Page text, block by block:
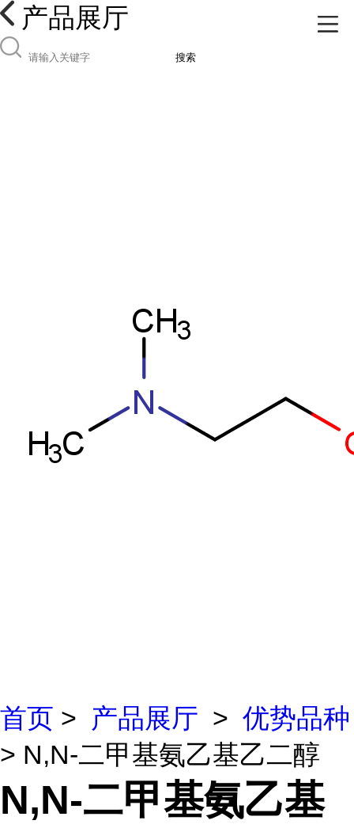
产品展厅
搜索
首页 > 产品展厅 > 优势品种
> N,N-二甲基氨乙基乙二醇
N,N-二甲基氨乙基